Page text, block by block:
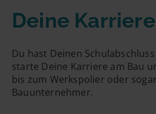
Deine Karriere
Du hast Deinen
starte Deine Karriere am Bau
bis zum Werkspolier oder
Bauunternehmer.